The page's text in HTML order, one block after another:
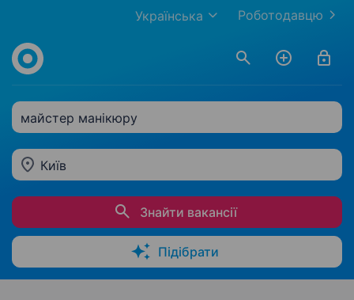
Роботодавцю
Українська
майстер манікюру
Київ
Знайти вакансії
Підібрати